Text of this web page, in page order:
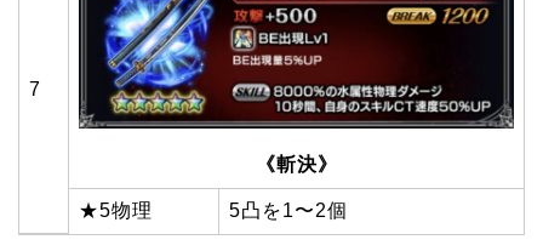
7
《斬決》
★5物理 5凸を1〜2個